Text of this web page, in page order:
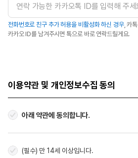
전화번호로 친구 추가 허용을 비활성화 하신 경우, 카
카카오 ID를 남겨주시면 톡으로 바로 연락드릴게요.
이용약관 및 개인정보수집 동의
아래 약관에 동의합니다.
(필수) 만 14세 이상입니다.